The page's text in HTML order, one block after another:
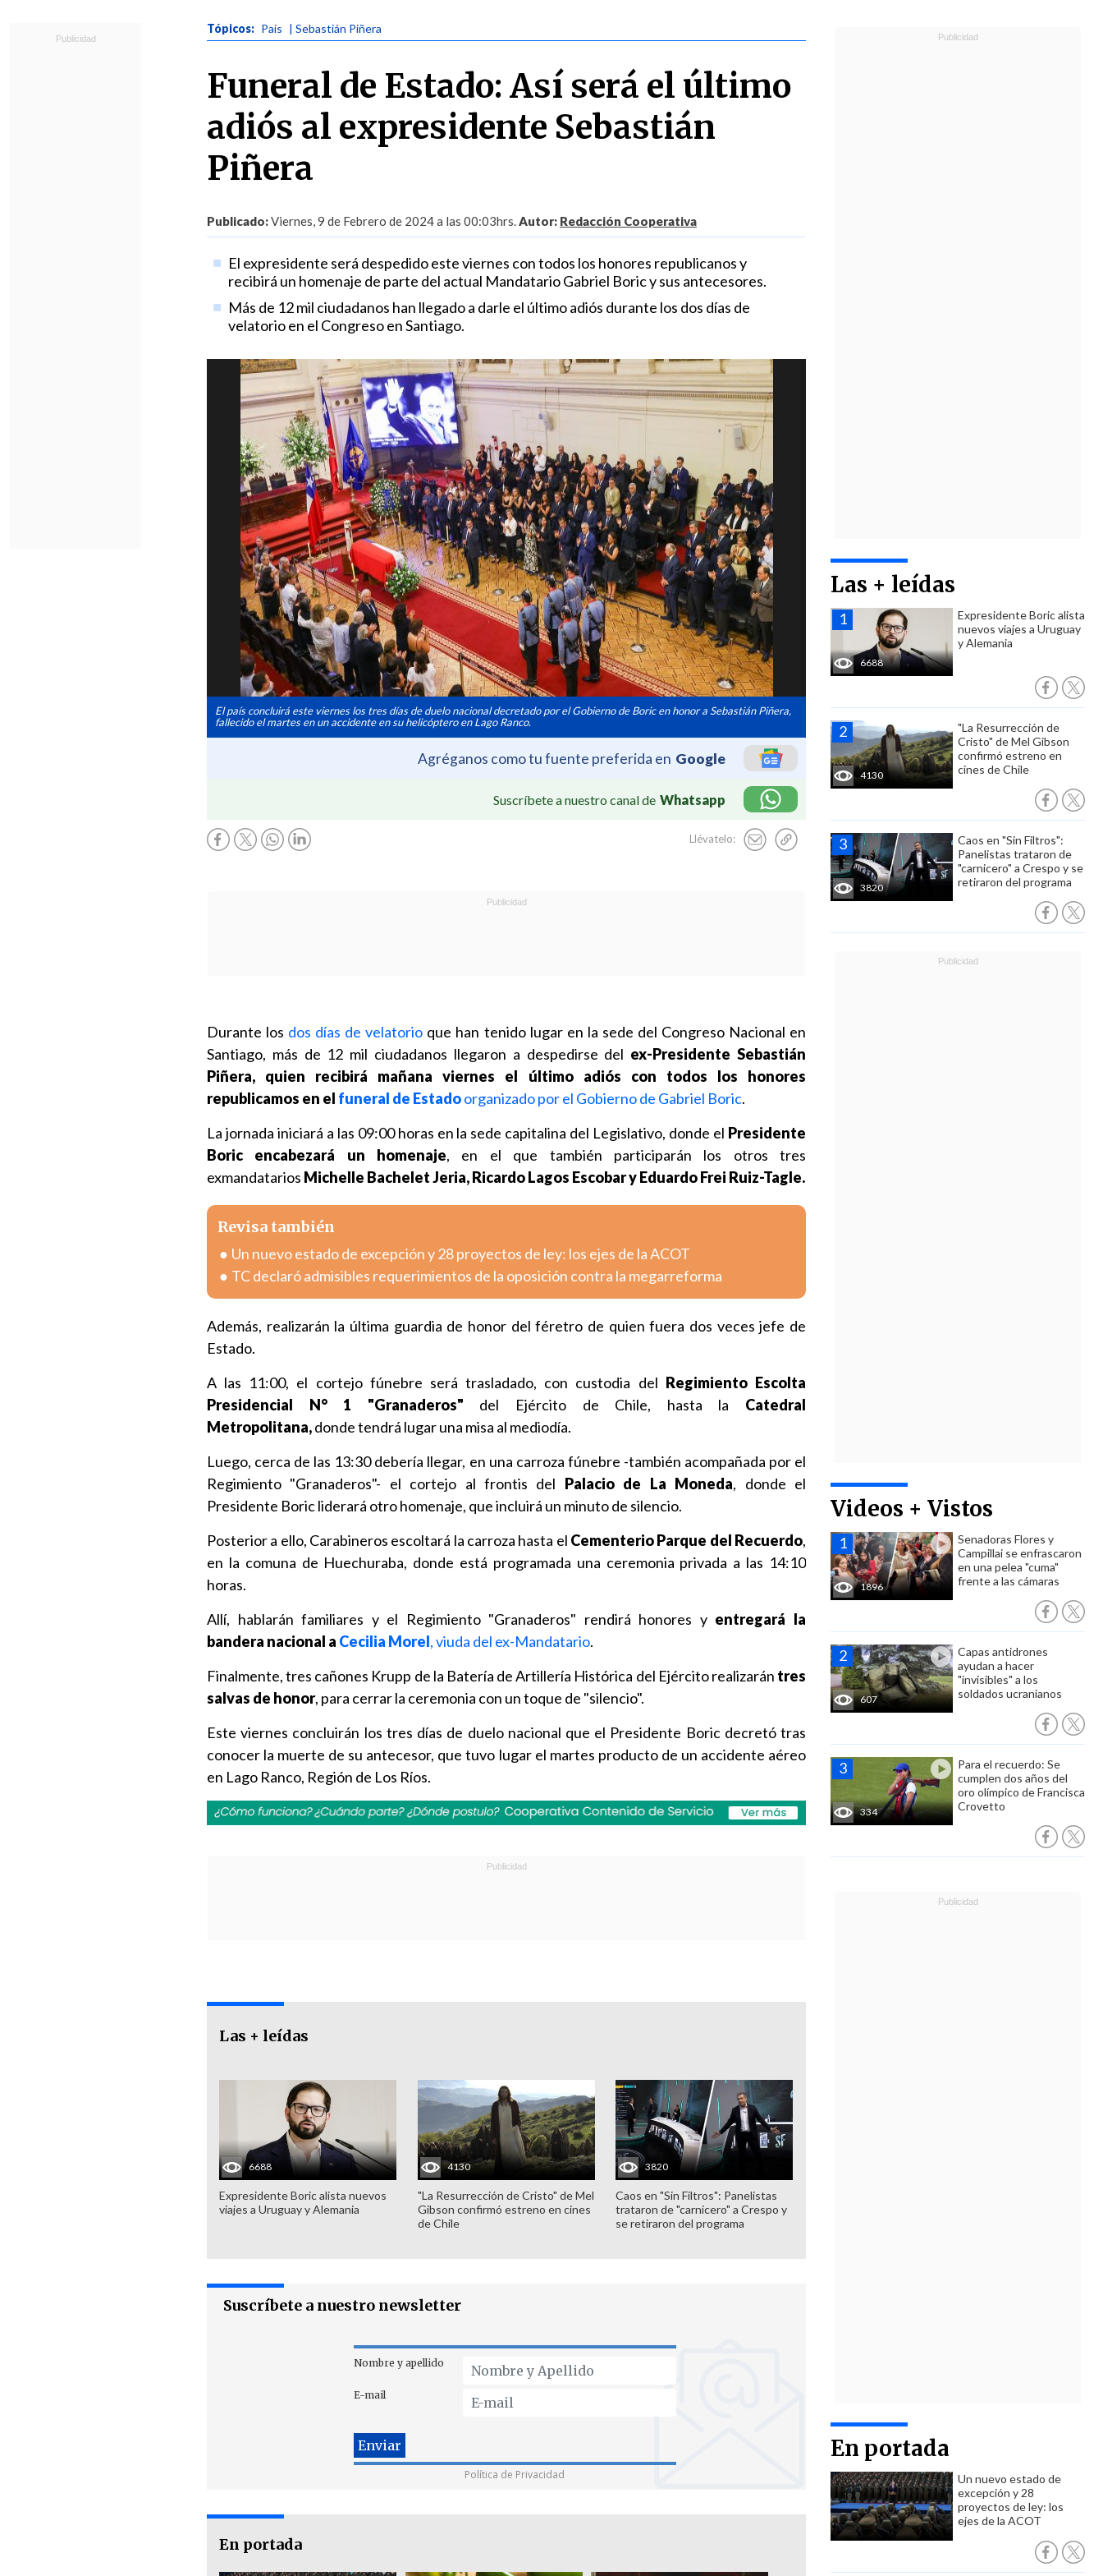
Tópicos: País | Sebastián Piñera
Funeral de Estado: Así será el último
adiós al expresidente Sebastián
Piñera
Publicado:Viernes, 9 de Febrero de 2024 a las 00:03hrs.Autor: Redacción Cooperativa
El expresidente será despedido este viernes con todos los honores republicanos y
recibirá un homenaje de parte del actual Mandatario Gabriel Boric y sus antecesores.
Más de 12 mil ciudadanos han llegado a darle el último adiós durante los dos días de
velatorio en el Congreso en Santiago.
El país concluirá este viernes los tres días de duelo nacional decretado por el Gobierno de Boric en honor a Sebastián Piñera,
fallecido el martes en un accidente en su helicóptero en Lago Ranco.
Agréganos como tu fuente preferida en Google
Suscríbete a nuestro canal de Whatsapp
Llévatelo:
Las + leídas
6688
Expresidente Boric alista
nuevos viajes a Uruguay
y Alemania
4130
"La Resurrección de
Cristo" de Mel Gibson
confirmó estreno en
cines de Chile
3820
Caos en "Sin Filtros":
Panelistas trataron de
"carnicero" a Crespo y se
retiraron del programa
Videos + Vistos
1896
Senadoras Flores y
Campillai se enfrascaron
en una pelea "cuma"
frente a las cámaras
607
Capas antidrones
ayudan a hacer
"invisibles" a los
soldados ucranianos
334
Para el recuerdo: Se
cumplen dos años del
oro olímpico de Francisca
Crovetto
En portada
Un nuevo estado de
excepción y 28
proyectos de ley: los
ejes de la ACOT
Durante los dos días de velatorio que han tenido lugar en la sede del Congreso Nacional en
Santiago, más de 12 mil ciudadanos llegaron a despedirse del ex-Presidente Sebastián
Piñera, quien recibirá mañana viernes el último adiós con todos los honores
republicamos en el funeral de Estadoorganizado por el Gobierno de Gabriel Boric.
La jornada iniciará a las 09:00 horas en la sede capitalina del Legislativo, donde el Presidente
Boric encabezará un homenaje, en el que también participarán los otros tres
exmandatarios Michelle Bachelet Jeria, Ricardo Lagos Escobar y Eduardo Frei Ruiz-Tagle.
Revisa también
Un nuevo estado de excepción y 28 proyectos de ley: los ejes de la ACOT
TC declaró admisibles requerimientos de la oposición contra la megarreforma
Además, realizarán la última guardia de honor del féretro de quien fuera dos veces jefe de
Estado.
A las 11:00, el cortejo fúnebre será trasladado, con custodia del Regimiento Escolta
Presidencial N° 1 "Granaderos" del Ejército de Chile, hasta la Catedral
Metropolitana,donde tendrá lugar una misa al mediodía.
Luego, cerca de las 13:30 debería llegar, en una carroza fúnebre -también acompañada por el
Regimiento "Granaderos"- el cortejo al frontis del Palacio de La Moneda, donde el
Presidente Boric liderará otro homenaje, que incluirá un minuto de silencio.
Posterior a ello, Carabineros escoltará la carroza hasta el Cementerio Parque del Recuerdo,
en la comuna de Huechuraba, donde está programada una ceremonia privada a las 14:10
horas.
Allí, hablarán familiares y el Regimiento "Granaderos" rendirá honores y entregará la
bandera nacional a Cecilia Morel, viuda del ex-Mandatario.
Finalmente, tres cañones Krupp de la Batería de Artillería Histórica del Ejército realizarán tres
salvas de honor, para cerrar la ceremonia con un toque de "silencio".
Este viernes concluirán los tres días de duelo nacional que el Presidente Boric decretó tras
conocer la muerte de su antecesor, que tuvo lugar el martes producto de un accidente aéreo
en Lago Ranco, Región de Los Ríos.
Las + leídas
6688
Expresidente Boric alista nuevos
viajes a Uruguay y Alemania
4130
"La Resurrección de Cristo" de Mel
Gibson confirmó estreno en cines
de Chile
3820
Caos en "Sin Filtros": Panelistas
trataron de "carnicero" a Crespo y
se retiraron del programa
Suscríbete a nuestro newsletter
Nombre y apellido
E-mail
Política de Privacidad
En portada